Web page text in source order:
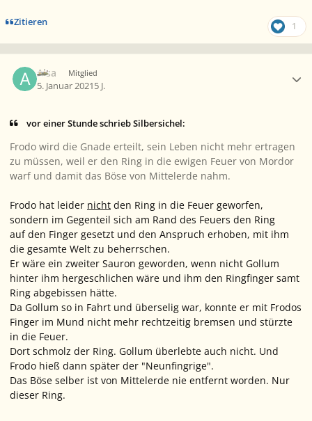
Zitieren 1
Alsa Mitglied
5. Januar 20215 J.
vor einer Stunde schrieb Silbersichel:
Frodo wird die Gnade erteilt, sein Leben nicht mehr ertragen
zu müssen, weil er den Ring in die ewigen Feuer von Mordor
warf und damit das Böse von Mittelerde nahm.
Frodo hat leider nicht den Ring in die Feuer geworfen,
sondern im Gegenteil sich am Rand des Feuers den Ring
auf den Finger gesetzt und den Anspruch erhoben, mit ihm
die gesamte Welt zu beherrschen.
Er wäre ein zweiter Sauron geworden, wenn nicht Gollum
hinter ihm hergeschlichen wäre und ihm den Ringfinger samt
Ring abgebissen hätte.
Da Gollum so in Fahrt und überselig war, konnte er mit Frodos
Finger im Mund nicht mehr rechtzeitig bremsen und stürzte
in die Feuer.
Dort schmolz der Ring. Gollum überlebte auch nicht. Und
Frodo hieß dann später der "Neunfingrige".
Das Böse selber ist von Mittelerde nie entfernt worden. Nur
dieser Ring.